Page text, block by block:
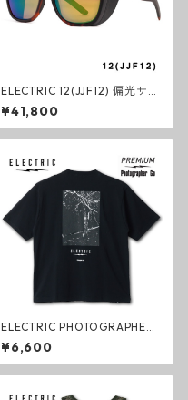
ELECTRIC 12(JJF12) 偏光サン
グラス TEAK チーク GREEN P
OLAR PRO ファッション エレ
クトリック
¥41,800
ELECTRIC PHOTOGRAPHER
GO #4 DRY S/S TEE TREE BL
ACK ドライTシャツ ブラック
エレクトリック ファッション
¥6,600